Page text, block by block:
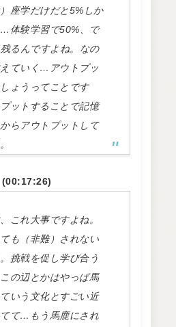
）座学だけだと5%しか
体験学習で50%、で
るんですよね。なの
ていく…アウトプッ
ょうってことです
ットすることで記憶
らアウトプットして
(00:17:26)
これ大事ですよね。
も（非難）されない
挑戦を促し学び合う
の辺とかはやっぱ馬
いう文化とすごい近
て…もう馬鹿にされ